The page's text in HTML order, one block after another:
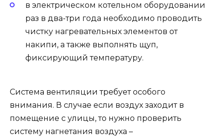
в электрическом котельном оборудовании
раз в два-три года необходимо проводить
чистку нагревательных элементов от
накипи, а также выполнять щуп,
фиксирующий температуру.
Система вентиляции требует особого
внимания. В случае если воздух заходит в
помещение с улицы, то нужно проверить
систему нагнетания воздуха –